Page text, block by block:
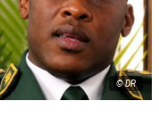
© DR